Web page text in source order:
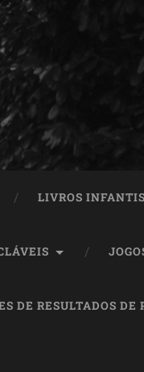
LIVROS INFANTIS
DE RESULTADOS DE